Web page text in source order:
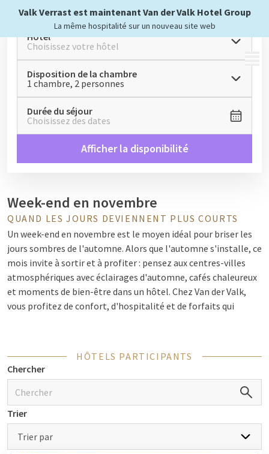
Valk Verrast est maintenant Van der Valk Hotel Group
La même hospitalité sur un nouveau site web
MENU
Hôtel
Choisissez votre hôtel
Disposition de la chambre
1 chambre, 2 personnes
Durée du séjour
Choisissez des dates
Afficher la disponibilité
Week-end en novembre
QUAND LES JOURS DEVIENNENT PLUS COURTS
Un week-end en novembre est le moyen idéal pour briser les
jours sombres de l'automne. Alors que l'automne s'installe, ce
mois invite à sortir et à profiter : pensez aux centres-villes
atmosphériques avec éclairages d'automne, cafés chaleureux
et moments de bien-être dans un hôtel. Chez Van der Valk,
vous profitez de confort, d'hospitalité et de forfaits qui
forfait culinaire : novembre est le mois idéal pour vous gâter,
vous et votre famille. Découvrez nosforfaits week-end en
novembre.
Long week-end en novembre
Avez-vous la possibilité de rester quelques jours de plus ? Un
HÔTELS PARTICIPANTS
Chercher
Trier
Trier par